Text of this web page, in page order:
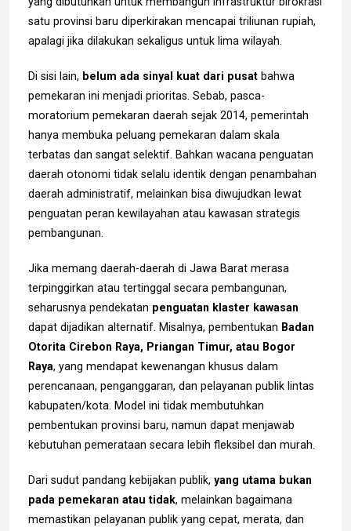
satu provinsi baru diperkirakan mencapai triliunan rupiah,
apalagi jika dilakukan sekaligus untuk lima wilayah.
Di sisi lain, belum ada sinyal kuat dari pusat bahwa
pemekaran ini menjadi prioritas. Sebab, pasca-
moratorium pemekaran daerah sejak 2014, pemerintah
hanya membuka peluang pemekaran dalam skala
terbatas dan sangat selektif. Bahkan wacana penguatan
daerah otonomi tidak selalu identik dengan penambahan
daerah administratif, melainkan bisa diwujudkan lewat
penguatan peran kewilayahan atau kawasan strategis
pembangunan.
Jika memang daerah-daerah di Jawa Barat merasa
terpinggirkan atau tertinggal secara pembangunan,
seharusnya pendekatan penguatan klaster kawasan
dapat dijadikan alternatif. Misalnya, pembentukan Badan
Otorita Cirebon Raya, Priangan Timur, atau Bogor
Raya, yang mendapat kewenangan khusus dalam
perencanaan, penganggaran, dan pelayanan publik lintas
kabupaten/kota. Model ini tidak membutuhkan
pembentukan provinsi baru, namun dapat menjawab
kebutuhan pemerataan secara lebih fleksibel dan murah.
Dari sudut pandang kebijakan publik, yang utama bukan
pada pemekaran atau tidak, melainkan bagaimana
memastikan pelayanan publik yang cepat, merata, dan